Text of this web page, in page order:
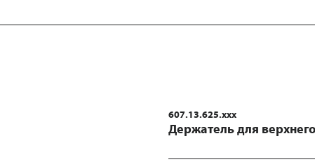
607.13.625.xxx
Держатель для